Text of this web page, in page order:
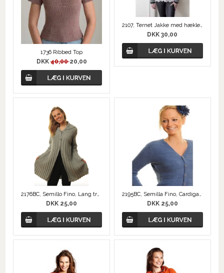
1736 Ribbed Top
DKK40,0020,00
2107, Ternet Jakke med hæklede kanter
DKK 30,00
2176BC, Semillo Fino, Lang trøje med riller
DKK 25,00
2195BC, Semilla Fino, Cardigan med vrangstriber
DKK 25,00